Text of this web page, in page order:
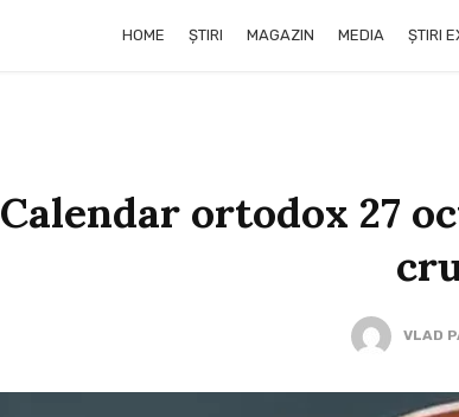
HOME ȘTIRI MAGAZIN MEDIA ȘTIRI
Calendar ortodox 27
VLAD